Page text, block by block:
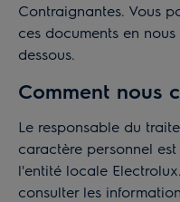
Contraignantes. Vous
ces documents en
dessous.
Comment nous
Le responsable du
caractère personnel
l'entité locale
consulter les